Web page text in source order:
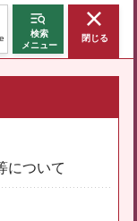
検索
メニュー
閉じる
について